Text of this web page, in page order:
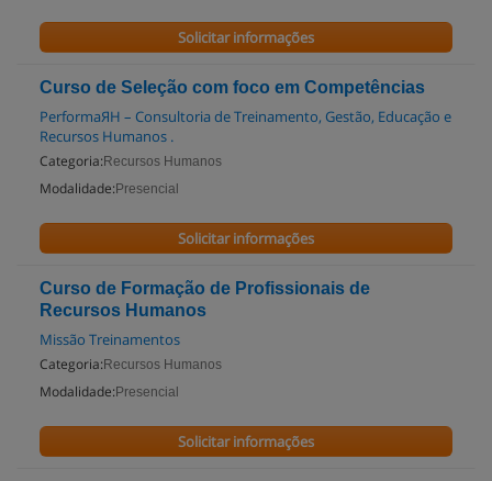
Solicitar informações
Curso de Seleção com foco em Competências
PerformaЯH – Consultoria de Treinamento, Gestão, Educação e
Recursos Humanos .
Categoria: Recursos Humanos
Modalidade: Presencial
Solicitar informações
Curso de Formação de Profissionais de
Recursos Humanos
Missão Treinamentos
Categoria: Recursos Humanos
Modalidade: Presencial
Solicitar informações